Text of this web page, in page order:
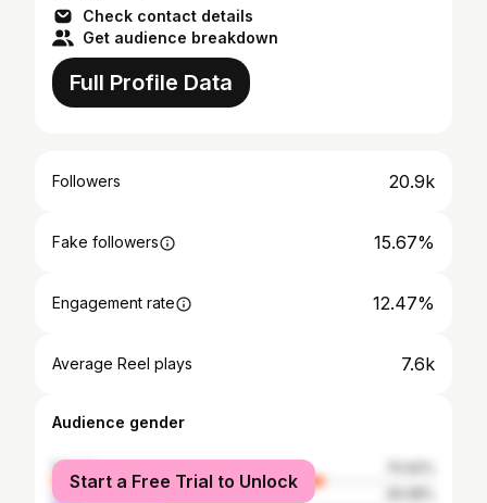
Check contact details
Get audience breakdown
Full Profile Data
Followers 20.9k
Fake followers 15.67%
Engagement rate 12.47%
Average Reel plays 7.6k
Audience gender
female
male
Start a Free Trial to Unlock